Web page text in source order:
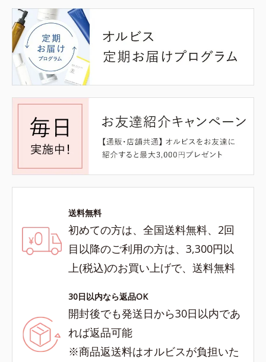
送料無料
初めての方は、全国送料無料、2回
目以降のご利用の方は、3,300円以
上(税込)のお買い上げで、送料無料
30日以内なら返品OK
開封後でも発送日から30日以内であ
れば返品可能
※商品返送料はオルビスが負担いた